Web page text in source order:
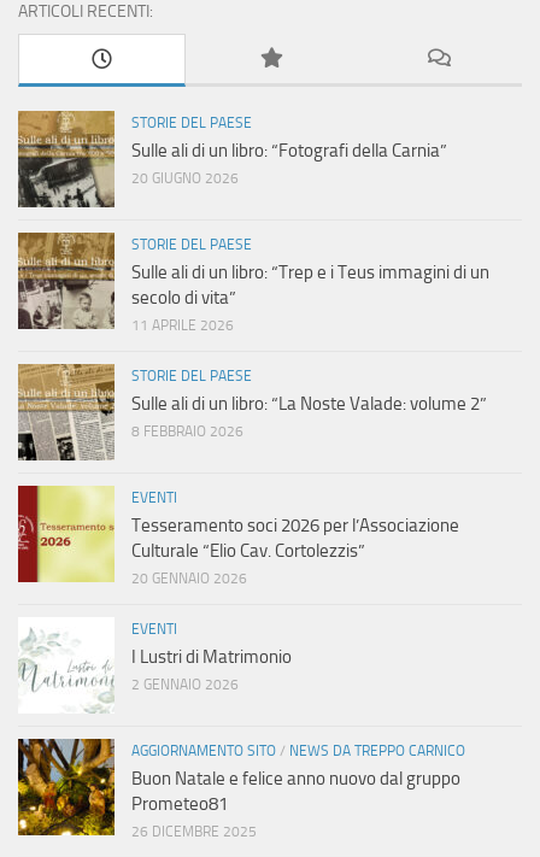
ARTICOLI RECENTI:
STORIE DEL PAESE
Sulle ali di un libro: “Fotografi della Carnia”
20 GIUGNO 2026
STORIE DEL PAESE
Sulle ali di un libro: “Trep e i Teus immagini di un
secolo di vita”
11 APRILE 2026
STORIE DEL PAESE
Sulle ali di un libro: “La Noste Valade: volume 2”
8 FEBBRAIO 2026
EVENTI
Tesseramento soci 2026 per l’Associazione
Culturale “Elio Cav. Cortolezzis”
20 GENNAIO 2026
EVENTI
I Lustri di Matrimonio
2 GENNAIO 2026
AGGIORNAMENTO SITO / NEWS DA TREPPO CARNICO
Buon Natale e felice anno nuovo dal gruppo
Prometeo81
26 DICEMBRE 2025